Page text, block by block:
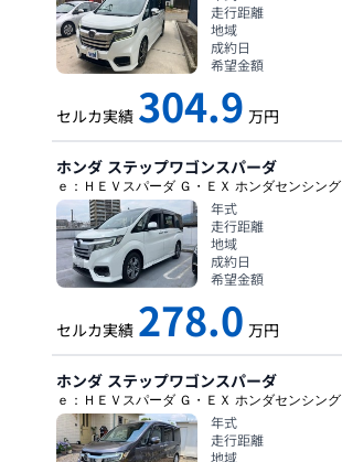
走行距離
地域
成約日
希望金額
セルカ実績 304.9 万円
ホンダ ステップワゴンスパーダ
ｅ：ＨＥＶスパーダ Ｇ・ＥＸ ホンダセンシング
年式
走行距離
地域
成約日
希望金額
セルカ実績 278.0 万円
ホンダ ステップワゴンスパーダ
ｅ：ＨＥＶスパーダ Ｇ・ＥＸ ホンダセンシング
年式
走行距離
地域